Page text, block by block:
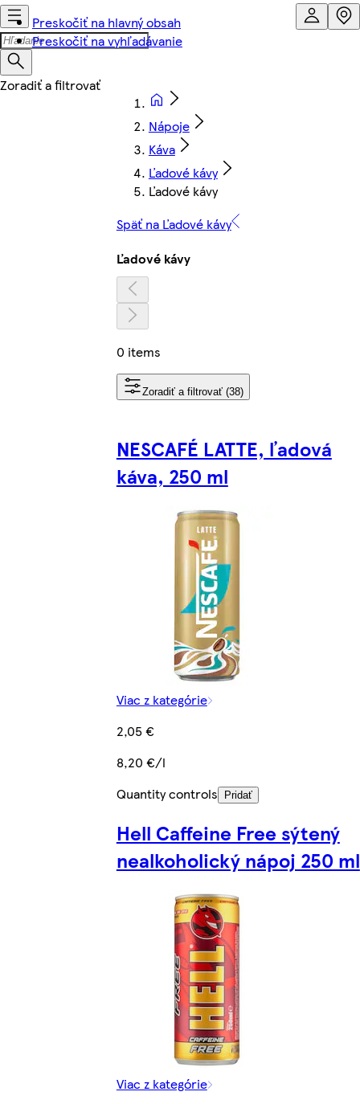
Preskočiť na hlavný obsah
Preskočiť na vyhľadávanie
Nápoje
Káva
Ľadové kávy
Ľadové kávy
Späť na Ľadové kávy
Ľadové kávy
0 items
Zoradiť a filtrovať (38)
NESCAFÉ LATTE, ľadová
káva, 250 ml
Viac z kategórie
2,05 €
8,20 €/l
Quantity controls
Pridať
Hell Caffeine Free sýtený
nealkoholický nápoj 250 ml
Viac z kategórie